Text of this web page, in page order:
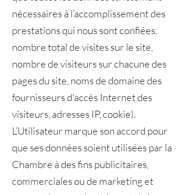
nécessaires à l’accomplissement des
prestations qui nous sont confiées,
nombre total de visites sur le site,
nombre de visiteurs sur chacune des
pages du site, noms de domaine des
fournisseurs d'accès Internet des
visiteurs, adresses IP, cookie).
L’Utilisateur marque son accord pour
que ses données soient utilisées par la
Chambre à des fins publicitaires,
commerciales ou de marketing et